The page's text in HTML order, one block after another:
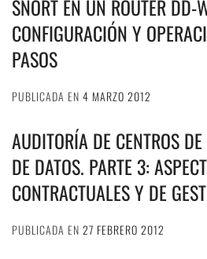
SNORT EN UN ROUTER DD-
CONFIGURACIÓN Y
PASOS
PUBLICADA EN 4 MARZO 2012
AUDITORÍA DE CENTROS
DE DATOS. PARTE 3:
CONTRACTUALES Y DE
PUBLICADA EN 27 FEBRERO 2012